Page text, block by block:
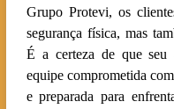
Grupo Protevi, os
segurança física, mas
É a certeza de que seu
equipe comprometida
e preparada para